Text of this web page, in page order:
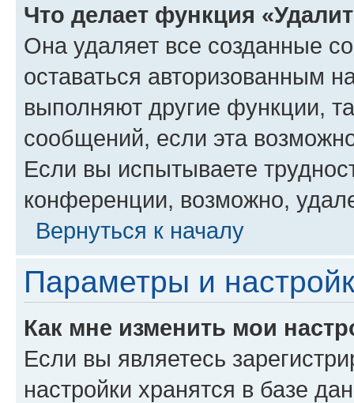
Что делает функция
Она удаляет все созданные
оставаться авторизованным
выполняют другие функции,
сообщений, если эта
Если вы испытываете
конференции, возможно,
Вернуться к началу
Параметры и
Как мне изменить мои
Если вы являетесь
настройки хранятся в базе